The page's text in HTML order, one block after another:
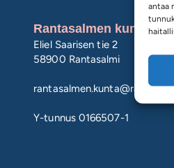
antaa
Rantasalmen kunta
Eliel Saarisen tie 2
58900 Rantasalmi
rantasalmen.kunta@
Y-tunnus 0166507-1